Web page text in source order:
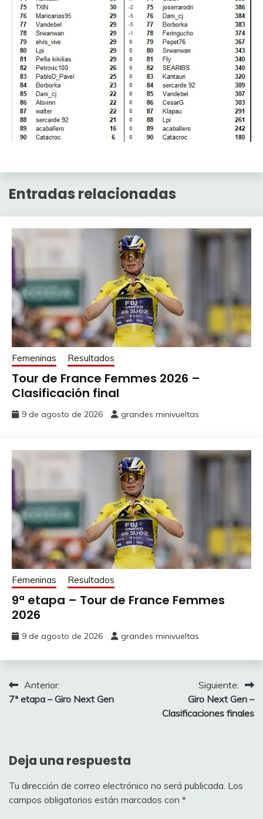
Entradas relacionadas
Femeninas Resultados
Tour de France Femmes 2026 –
Clasificación final
9 de agosto de 2026 grandes minivueltas
Femeninas Resultados
9ª etapa – Tour de France Femmes
2026
9 de agosto de 2026 grandes minivueltas
Navegación
de
Anterior:
7ª etapa – Giro Next Gen
Siguiente:
Giro Next Gen –
Clasificaciones finales
Deja una respuesta
Tu dirección de correo electrónico no será publicada. Los
campos obligatorios están marcados con *